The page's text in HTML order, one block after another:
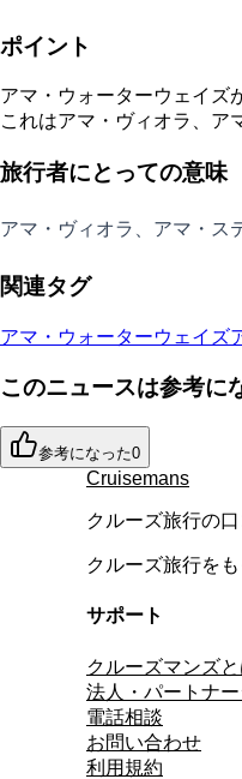
ポイント
アマ・ウォーターウェイズ
これはアマ・ヴィオラ、ア
旅行者にとっての意味
アマ・ヴィオラ、アマ・ス
関連タグ
アマ・ウォーターウェイズ
このニュースは参考に
参考になった0
Cruisemans
クルーズ旅行の
クルーズ旅行をも
サポート
クルーズマンズ
法人・パートナ
電話相談
お問い合わせ
利用規約